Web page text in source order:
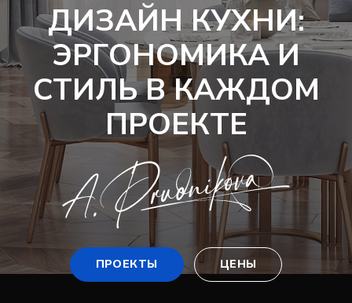
ДИЗАЙН КУХНИ:
ЭРГОНОМИКА И
СТИЛЬ В КАЖДОМ
ПРОЕКТЕ
ПРОЕКТЫ ЦЕНЫ